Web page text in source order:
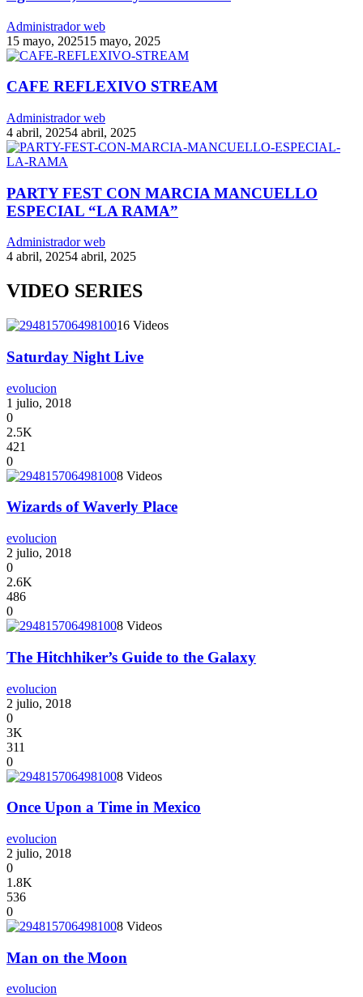
Administrador web
15 mayo, 202515 mayo, 2025
CAFE REFLEXIVO STREAM
Administrador web
4 abril, 20254 abril, 2025
PARTY FEST CON MARCIA MANCUELLO
ESPECIAL “LA RAMA”
Administrador web
4 abril, 20254 abril, 2025
VIDEO SERIES
16 Videos
Saturday Night Live
evolucion
1 julio, 2018
0
2.5K
421
0
8 Videos
Wizards of Waverly Place
evolucion
2 julio, 2018
0
2.6K
486
0
8 Videos
The Hitchhiker’s Guide to the Galaxy
evolucion
2 julio, 2018
0
3K
311
0
8 Videos
Once Upon a Time in Mexico
evolucion
2 julio, 2018
0
1.8K
536
0
8 Videos
Man on the Moon
evolucion